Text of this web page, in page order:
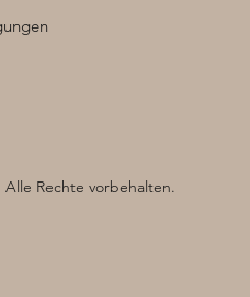
Rechte vorbehalten.